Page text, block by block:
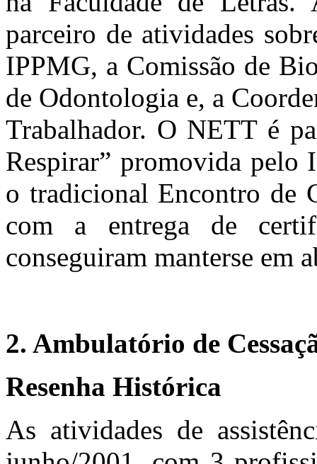
parceiro de atividades
IPPMG, a Comissão de
de Odontologia e, a
Trabalhador. O NETT é
Respirar” promovida pelo
o tradicional Encontro de
com a entrega de
conseguiram manterse em
2. Ambulatório de
Resenha Histórica
As atividades de